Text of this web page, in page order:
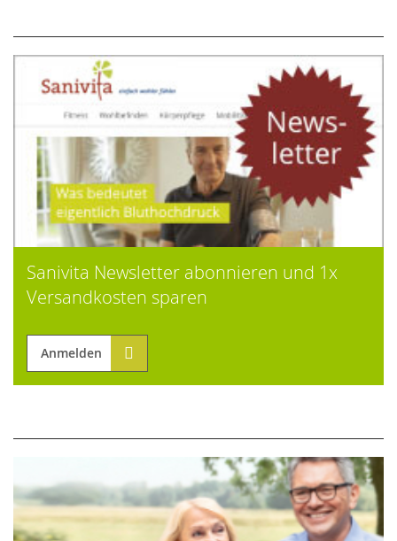
Sanivita Newsletter abonnieren und 1x
Versandkosten sparen
Anmelden